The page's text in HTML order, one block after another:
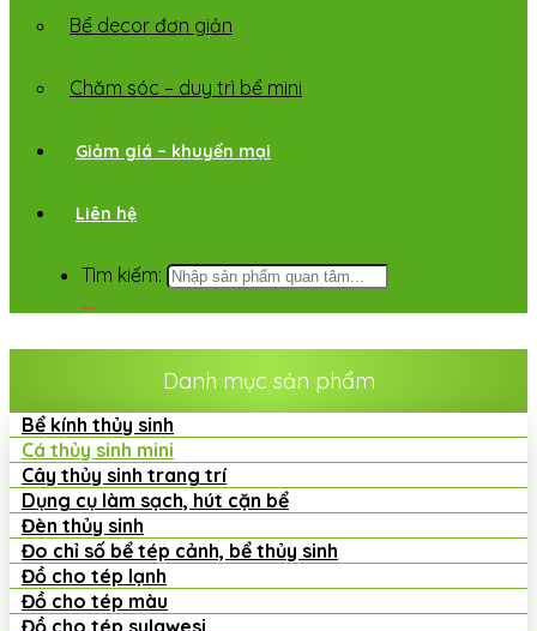
Bể decor đơn giản
Chăm sóc – duy trì bể mini
Giảm giá – khuyến mại
Liên hệ
Tìm kiếm:
Danh mục sản phẩm
Bể kính thủy sinh
Cá thủy sinh mini
Cây thủy sinh trang trí
Dụng cụ làm sạch, hút cặn bể
Đèn thủy sinh
Đo chỉ số bể tép cảnh, bể thủy sinh
Đồ cho tép lạnh
Đồ cho tép màu
Đồ cho tép sulawesi